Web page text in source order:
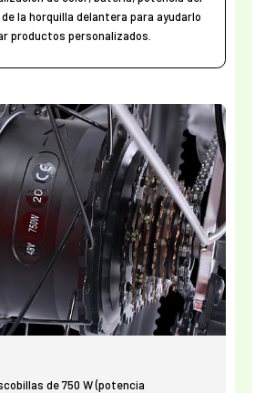
la horquilla delantera para ayudarlo
productos personalizados.
de 750 W (potencia